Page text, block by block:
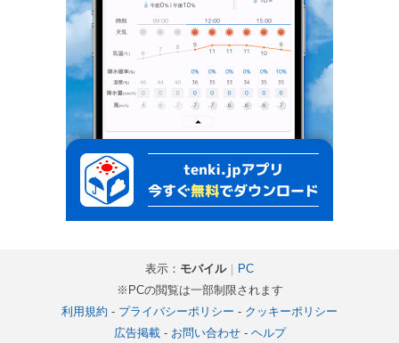
表示： モバイル｜ PC
※PCの閲覧は一部制限されます
利用規約 - プライバシーポリシー - クッキーポリシー
広告掲載- お問い合わせ- ヘルプ